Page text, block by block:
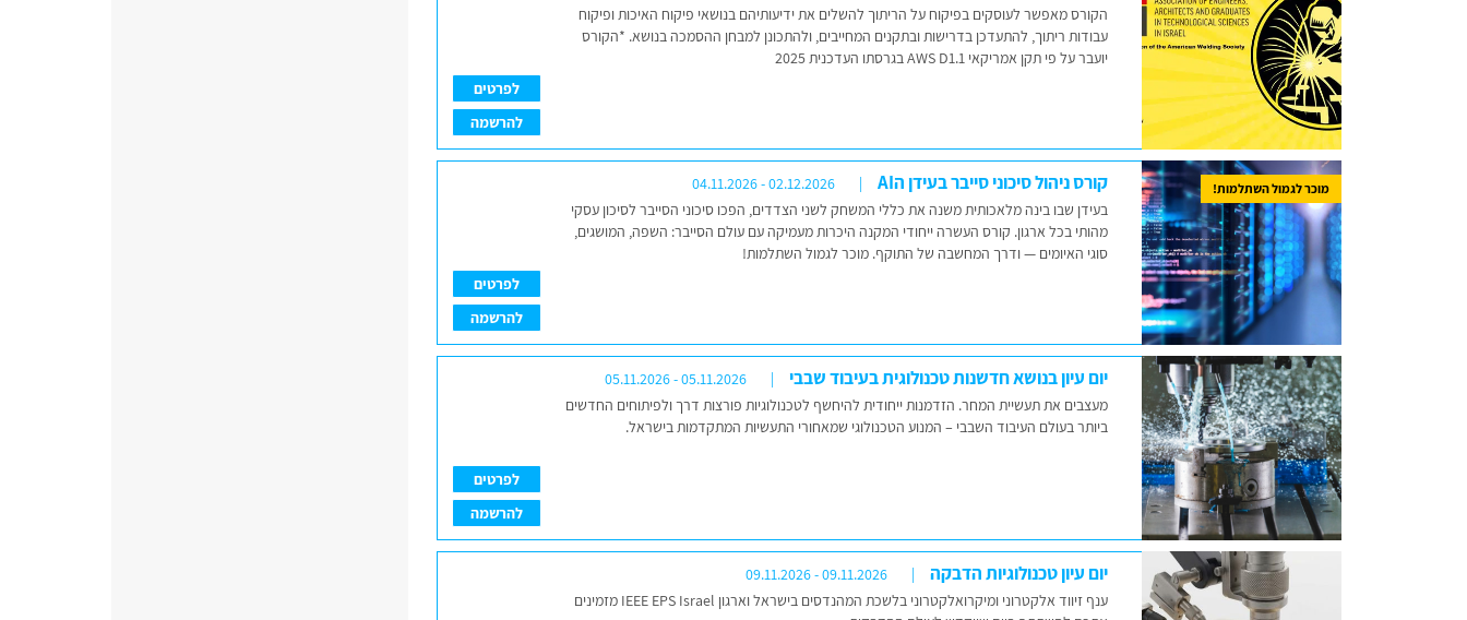
הקורס מאפשר לעוסקים בפיקוח על הריתוך להשלים את ידיעותיהם בנושאי פיקוח האיכות ופיקוח
עבודות ריתוך, להתעדכן בדרישות ובתקנים המחייבים, ולהתכונן למבחן ההסמכה בנושא. *הקורס
יועבר על פי תקן אמריקאי AWS D1.1 בגרסתו העדכנית 2025
לפרטים
להרשמה
מוכר לגמול השתלמות! קורס ניהול סיכוני סייבר בעידן הAI
04.11.2026 - 02.12.2026
בעידן שבו בינה מלאכותית משנה את כללי המשחק לשני הצדדים, הפכו סיכוני הסייבר לסיכון עסקי
מהותי בכל ארגון. קורס העשרה ייחודי המקנה היכרות מעמיקה עם עולם הסייבר: השפה, המושגים,
סוגי האיומים — ודרך המחשבה של התוקף. מוכר לגמול השתלמות!
לפרטים
להרשמה
יום עיון בנושא חדשנות טכנולוגית בעיבוד שבבי
05.11.2026 - 05.11.2026
מעצבים את תעשיית המחר. הזדמנות ייחודית להיחשף לטכנולוגיות פורצות דרך ולפיתוחים החדשים
ביותר בעולם העיבוד השבבי – המנוע הטכנולוגי שמאחורי התעשיות המתקדמות בישראל.
לפרטים
להרשמה
יום עיון טכנולוגיות הדבקה
09.11.2026 - 09.11.2026
ענף זיווד אלקטרוני ומיקרואלקטרוני בלשכת המהנדסים בישראל וארגון IEEE EPS Israel מזמינים